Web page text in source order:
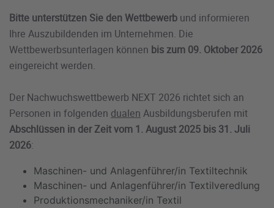
Bitte unterstützen Sie den Wettbewerb und informieren
Ihre Auszubildenden im Unternehmen. Die
Wettbewerbsunterlagen können bis zum 09. Oktober 2026
eingereicht werden.
Der Nachwuchswettbewerb NEXT 2026 richtet sich an
Personen in folgenden dualen Ausbildungsberufen mit
Abschlüssen in der Zeit vom 1. August 2025 bis 31. Juli
2026:
Maschinen- und Anlagenführer/in Textiltechnik
Maschinen- und Anlagenführer/in Textilveredlung
Produktionsmechaniker/in Textil